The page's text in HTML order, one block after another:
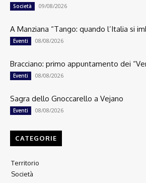
Società 09/08/2026
A Manziana “Tango: quando l’Italia si
Eventi 08/08/2026
Bracciano: primo appuntamento dei
Eventi 08/08/2026
Sagra dello Gnoccarello a Vejano
Eventi 08/08/2026
CATEGORIE
Territorio
Società